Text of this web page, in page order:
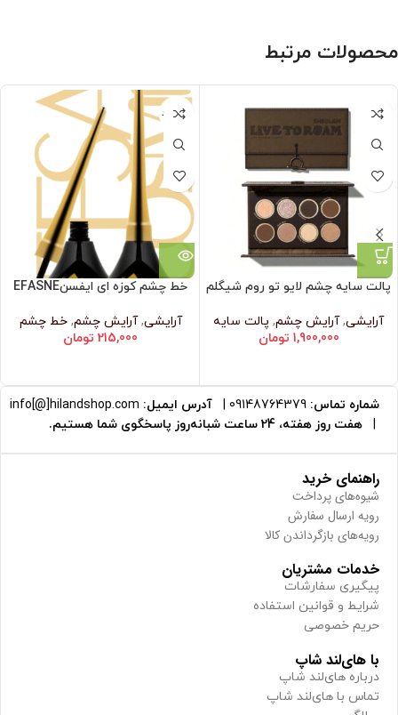
محصولات مرتبط
پالت سایه چشم لایو تو روم شیگلم
آرایشی,آرایش چشم, پالت سایه
1,900,000 تومان
ناموجود
خط چشم کوزه ای ایفسنEFASNE
آرایشی,آرایش چشم,خط چشم
215,000 تومان
شماره تماس: 09148764379 آدرس ایمیل: info[@]hilandshop.com
هفت روز هفته، 24 ساعت شبانه‌روز پاسخگوی شما هستیم.
راهنمای خرید
شیوه‌های پرداخت
رویه ارسال سفارش
رویه‌های بازگرداندن کالا
خدمات مشتریان
پیگیری سفارشات
شرایط و قوانین استفاده
حریم خصوصی
با های‌لند شاپ
درباره های‌لند شاپ
تماس با های‌لند شاپ